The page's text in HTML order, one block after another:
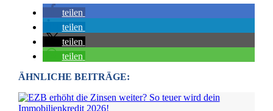
teilen
teilen
teilen
teilen
ÄHNLICHE BEITRÄGE: